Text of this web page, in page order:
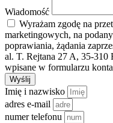
Wiadomość
Wyrażam zgodę na
marketingowych, na
poprawiania, żądania
al. T. Rejtana 27 A, 35-310
wpisane w formularzu
Wyślij
Imię i nazwisko
adres e-mail
numer telefonu